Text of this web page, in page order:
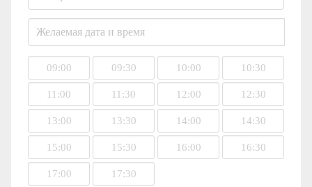
09:00 09:30 10:00 10:30
11:00 11:30 12:00 12:30
13:00 13:30 14:00 14:30
15:00 15:30 16:00 16:30
17:00 17:30